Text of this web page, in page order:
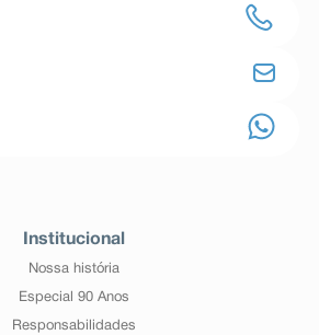
Institucional
Nossa história
Especial 90 Anos
Responsabilidades